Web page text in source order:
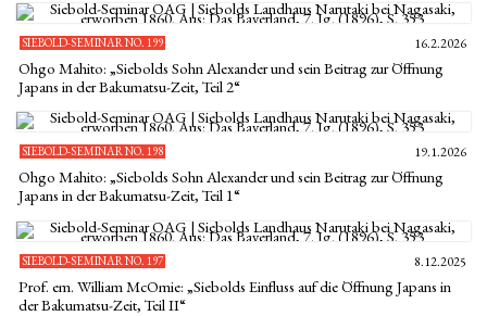
SIEBOLD-SEMINAR NO. 199 16.2.2026
Ohgo Mahito: „Siebolds Sohn Alexander und sein Beitrag zur Öffnung
Japans in der Bakumatsu-Zeit, Teil 2“
SIEBOLD-SEMINAR NO. 198 19.1.2026
Ohgo Mahito: „Siebolds Sohn Alexander und sein Beitrag zur Öffnung
Japans in der Bakumatsu-Zeit, Teil 1“
SIEBOLD-SEMINAR NO. 197 8.12.2025
Prof. em. William McOmie: „Siebolds Einfluss auf die Öffnung Japans in
der Bakumatsu-Zeit, Teil II“